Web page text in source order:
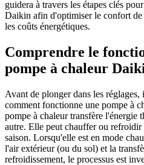
guidera à travers les étapes clés
Daikin afin d'optimiser le confort
les coûts énergétiques.
Comprendre le
pompe à chaleur
Avant de plonger dans les
comment fonctionne une pompe à
pompe à chaleur transfère l'énergie
autre. Elle peut chauffer ou
saison. Lorsqu'elle est en mode
l'air extérieur (ou du sol) et la
refroidissement, le processus est